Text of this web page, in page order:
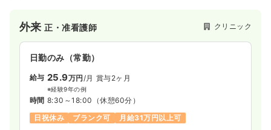
外来正・准看護師 クリニック
日勤のみ（常勤）
給与 25.9万円 /月 賞与2ヶ月
※経験9年の例
時間 8:30～18:00 （休憩60分）
日祝休み
ブランク可 月給31万円以上可